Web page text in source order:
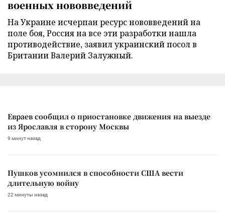
военных нововведений
На Украине исчерпан ресурс нововведений на
поле боя, Россия на все эти разработки нашла
противодействие, заявил украинский посол в
Британии Валерий Залужный.
Евраев сообщил о приостановке движения на выезде
из Ярославля в сторону Москвы
9 минут назад
Пушков усомнился в способности США вести
длительную войну
22 минуты назад